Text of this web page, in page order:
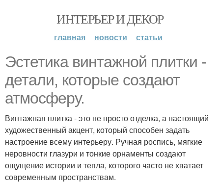
ИНТЕРЬЕР И ДЕКОР
главная новости статьи
Эстетика винтажной плитки -
детали, которые создают
атмосферу.
Винтажная плитка - это не просто отделка, а настоящий
художественный акцент, который способен задать
настроение всему интерьеру. Ручная роспись, мягкие
неровности глазури и тонкие орнаменты создают
ощущение истории и тепла, которого часто не хватает
современным пространствам.